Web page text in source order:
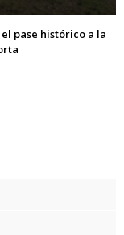
el pase histórico a la